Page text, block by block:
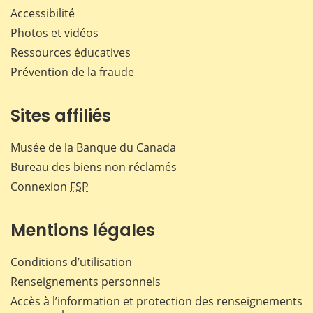
Accessibilité
Photos et vidéos
Ressources éducatives
Prévention de la fraude
Sites affiliés
Musée de la Banque du Canada
Bureau des biens non réclamés
Connexion FSP
Mentions légales
Conditions d’utilisation
Renseignements personnels
Accès à l’information et protection des renseignements